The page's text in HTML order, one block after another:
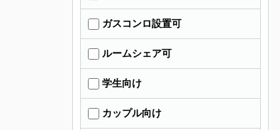
ガスコンロ設置可
ルームシェア可
学生向け
カップル向け